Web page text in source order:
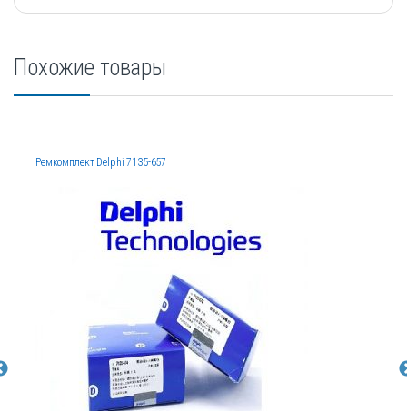
Похожие товары
Ремкомплект Delphi 7135-657